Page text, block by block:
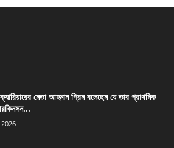
ক্যারিয়ারের নেতা আহমান গ্রিন বলেছেন যে তার প্রাথমিক